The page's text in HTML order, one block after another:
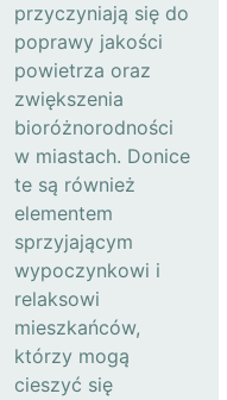
przyczyniają się do
poprawy jakości
powietrza oraz
zwiększenia
bioróżnorodności
w miastach. Donice
te są również
elementem
sprzyjającym
wypoczynkowi i
relaksowi
mieszkańców,
którzy mogą
cieszyć się